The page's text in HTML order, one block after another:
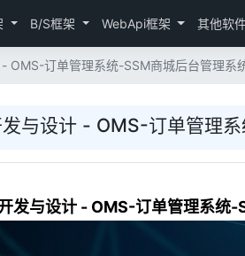
B/S框架 WebApi框架 其他软
OMS-订单管理系统-SSM商城后台管理系
与设计 - OMS-订单管理
发与设计 - OMS-订单管理系统-